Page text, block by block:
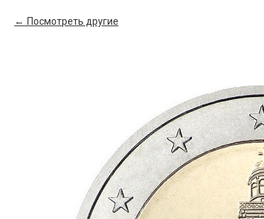
Посмотреть другие